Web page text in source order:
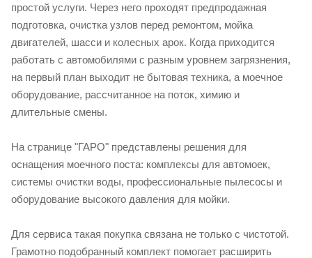
простой услуги. Через него проходят предпродажная
подготовка, очистка узлов перед ремонтом, мойка
двигателей, шасси и колесных арок. Когда приходится
работать с автомобилями с разным уровнем загрязнения,
на первый план выходит не бытовая техника, а моечное
оборудование, рассчитанное на поток, химию и
длительные смены.
На странице "ГАРО" представлены решения для
оснащения моечного поста: комплексы для автомоек,
системы очистки воды, профессиональные пылесосы и
оборудование высокого давления для мойки.
Для сервиса такая покупка связана не только с чистотой.
Грамотно подобранный комплект помогает расширить